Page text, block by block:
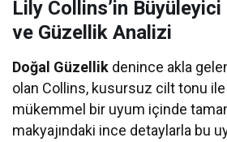
Lily Collins’in
ve Güzellik Analizi
Doğal Güzellik denince akla
olan Collins, kusursuz cilt tonu
mükemmel bir uyum içinde
makyajındaki ince detaylarla bu